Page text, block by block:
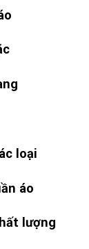
loại
áo
lượng